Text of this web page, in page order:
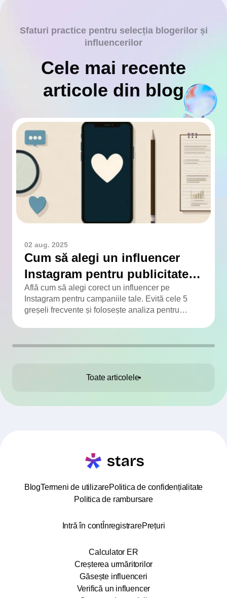
Sfaturi practice pentru selecția blogerilor și
influencerilor
Cele mai recente
articole din blog
02 aug. 2025
Cum să alegi un influencer
Instagram pentru publicitate: 5
greșeli ușor de evitat
Află cum să alegi corect un influencer pe
Instagram pentru campaniile tale. Evită cele 5
greșeli frecvente și folosește analiza pentru
Toate articolele
BlogTermeni de utilizarePolitica de confidențialitate
Politica de rambursare
Intră în contÎnregistrarePrețuri
Calculator ER
Creșterea urmăritorilor
Găsește influenceri
Verifică un influencer